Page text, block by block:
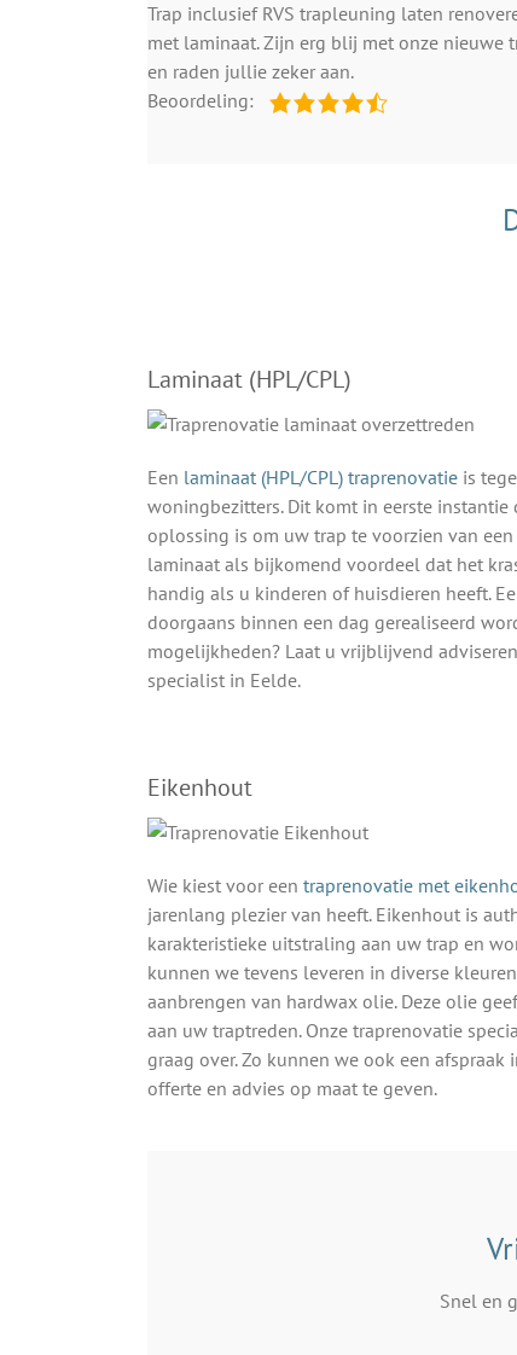
Trap inclusief RVS trapleuning laten
met laminaat. Zijn erg blij met onze nieuwe
en raden jullie zeker aan.
Beoordeling:
Laminaat (HPL/CPL)
Een laminaat (HPL/CPL) traprenovatie is
woningbezitters. Dit komt in eerste
oplossing is om uw trap te voorzien van
laminaat als bijkomend voordeel dat het
handig als u kinderen of huisdieren heeft.
doorgaans binnen een dag gerealiseerd
mogelijkheden? Laat u vrijblijvend
specialist in Eelde.
Eikenhout
Wie kiest voor een traprenovatie met
jarenlang plezier van heeft. Eikenhout is
karakteristieke uitstraling aan uw trap en
kunnen we tevens leveren in diverse
aanbrengen van hardwax olie. Deze olie
aan uw traptreden. Onze traprenovatie
graag over. Zo kunnen we ook een
offerte en advies op maat te geven.
Snel en